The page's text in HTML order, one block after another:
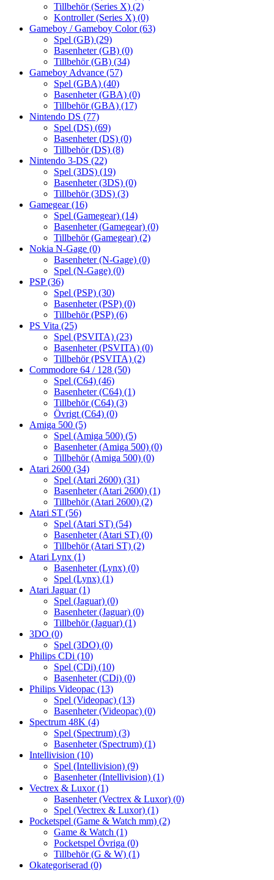
Tillbehör (Series X) (2)
Kontroller (Series X) (0)
Gameboy / Gameboy Color(63)
Spel (GB) (29)
Basenheter (GB) (0)
Tillbehör (GB) (34)
Gameboy Advance (57)
Spel (GBA) (40)
Basenheter (GBA) (0)
Tillbehör (GBA) (17)
Nintendo DS (77)
Spel (DS) (69)
Basenheter (DS) (0)
Tillbehör (DS) (8)
Nintendo 3-DS (22)
Spel (3DS) (19)
Basenheter (3DS) (0)
Tillbehör (3DS) (3)
Gamegear(16)
Spel (Gamegear) (14)
Basenheter (Gamegear) (0)
Tillbehör (Gamegear) (2)
Nokia N-Gage (0)
Basenheter (N-Gage) (0)
Spel (N-Gage) (0)
PSP(36)
Spel (PSP) (30)
Basenheter (PSP) (0)
Tillbehör (PSP) (6)
PS Vita (25)
Spel (PSVITA) (23)
Basenheter (PSVITA) (0)
Tillbehör (PSVITA) (2)
Commodore 64 / 128 (50)
Spel (C64) (46)
Basenheter (C64) (1)
Tillbehör (C64) (3)
Övrigt (C64) (0)
Amiga 500 (5)
Spel (Amiga 500) (5)
Basenheter (Amiga 500) (0)
Tillbehör (Amiga 500) (0)
Atari 2600 (34)
Spel (Atari 2600) (31)
Basenheter (Atari 2600) (1)
Tillbehör (Atari 2600) (2)
Atari ST (56)
Spel (Atari ST) (54)
Basenheter (Atari ST) (0)
Tillbehör (Atari ST) (2)
Atari Lynx (1)
Basenheter (Lynx) (0)
Spel (Lynx) (1)
Atari Jaguar(1)
Spel (Jaguar) (0)
Basenheter (Jaguar) (0)
Tillbehör (Jaguar) (1)
3DO (0)
Spel (3DO) (0)
Philips CDi (10)
Spel (CDi) (10)
Basenheter (CDi) (0)
Philips Videopac (13)
Spel (Videopac) (13)
Basenheter (Videopac) (0)
Spectrum 48K (4)
Spel (Spectrum) (3)
Basenheter (Spectrum) (1)
Intellivision (10)
Spel (Intellivision) (9)
Basenheter (Intellivision) (1)
Vectrex & Luxor(1)
Basenheter (Vectrex & Luxor) (0)
Spel (Vectrex & Luxor) (1)
Pocketspel (Game & Watch mm) (2)
Game & Watch (1)
Pocketspel Övriga (0)
Tillbehör (G & W) (1)
Okategoriserad (0)